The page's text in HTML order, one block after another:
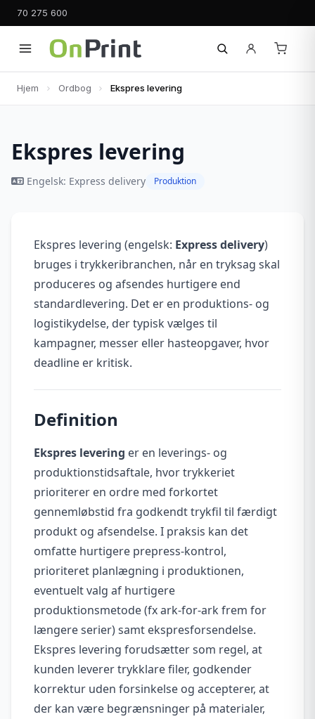
70 275 600
Hjem Ordbog Ekspres levering
Ekspres levering
Engelsk: Express delivery Produktion
Ekspres levering (engelsk: Express delivery)
bruges i trykkeribranchen, når en tryksag skal
produceres og afsendes hurtigere end
standardlevering. Det er en produktions- og
logistikydelse, der typisk vælges til
kampagner, messer eller hasteopgaver, hvor
deadline er kritisk.
Definition
Ekspres levering er en leverings- og
produktionstidsaftale, hvor trykkeriet
prioriterer en ordre med forkortet
gennemløbstid fra godkendt trykfil til færdigt
produkt og afsendelse. I praksis kan det
omfatte hurtigere prepress-kontrol,
prioriteret planlægning i produktionen,
eventuelt valg af hurtigere
produktionsmetode (fx ark-for-ark frem for
længere serier) samt ekspresforsendelse.
Ekspres levering forudsætter som regel, at
kunden leverer trykklare filer, godkender
korrektur uden forsinkelse og accepterer, at
der kan være begrænsninger på materialer,